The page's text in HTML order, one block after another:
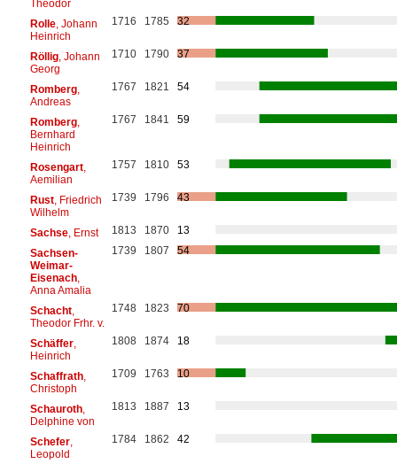
Theodor
Rolle, Johann
Heinrich
1716 1785 32
Röllig, Johann
Georg
1710 1790 37
Romberg,
Andreas
1767 1821 54
Romberg,
Bernhard
Heinrich
1767 1841 59
Rosengart,
Aemilian
1757 1810 53
Rust, Friedrich
Wilhelm
1739 1796 43
Sachse, Ernst 1813 1870
13
Sachsen-
Weimar-
Eisenach,
Anna Amalia
1739 1807 54
Schacht,
Theodor Frhr. v.
1748 1823 70
Schäffer,
Heinrich
1808 1874 18
Schaffrath,
Christoph
1709 1763 10
Schauroth,
Delphine von
1813 1887 13
Schefer,
Leopold
1784 1862 42